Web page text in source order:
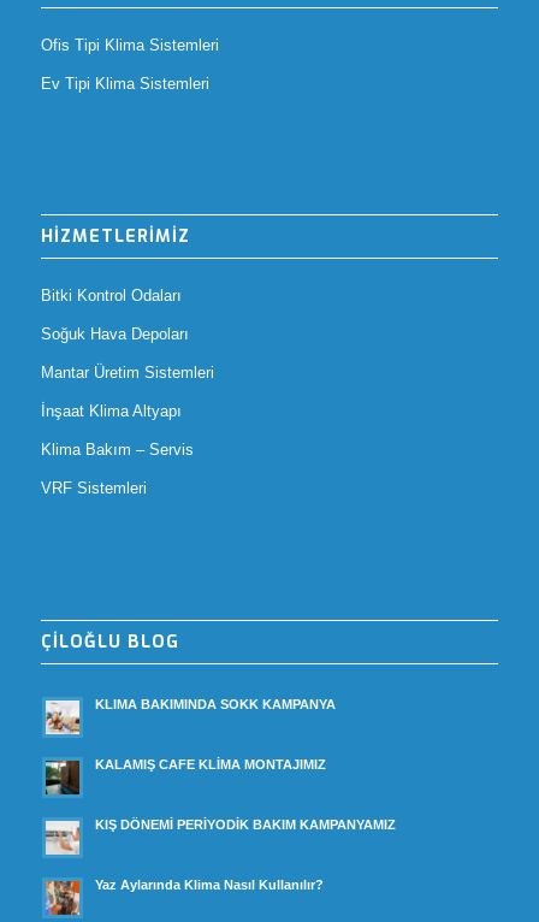
Ofis Tipi Klima Sistemleri
Ev Tipi Klima Sistemleri
HİZMETLERİMİZ
Bitki Kontrol Odaları
Soğuk Hava Depoları
Mantar Üretim Sistemleri
İnşaat Klima Altyapı
Klima Bakım – Servis
VRF Sistemleri
ÇİLOĞLU BLOG
KLIMA BAKIMINDA SOKK KAMPANYA
KALAMIŞ CAFE KLİMA MONTAJIMIZ
KIŞ DÖNEMİ PERİYODİK BAKIM KAMPANYAMIZ
Yaz Aylarında Klima Nasıl Kullanılır?